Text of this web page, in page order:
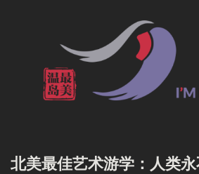
北美最佳艺术游学：人类